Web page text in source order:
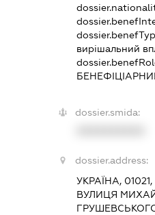
вирішальний
dossier.smida:
dossier.address:
УКРАЇНА,
ВУЛИЦЯ